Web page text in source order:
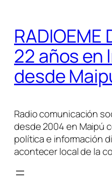
contenido
RADIOEME
22 años en
desde
Radio comunicación
desde 2004 en Maipú
política e información
acontecer local de la